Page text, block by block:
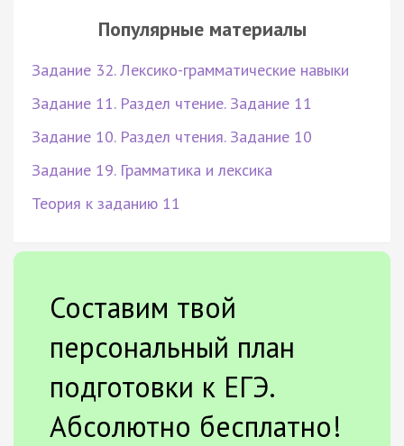
Популярные материалы
Задание 32. Лексико-грамматические навыки
Задание 11. Раздел чтение. Задание 11
Задание 10. Раздел чтения. Задание 10
Задание 19. Грамматика и лексика
Теория к заданию 11
Составим твой
персональный план
подготовки к ЕГЭ.
Абсолютно бесплатно!